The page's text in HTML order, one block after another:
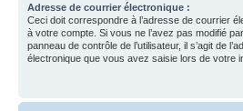
Adresse de courrier électronique :
Ceci doit correspondre à l’adresse de courrier
à votre compte. Si vous ne l’avez pas modifié
panneau de contrôle de l’utilisateur, il s’agit de
électronique que vous avez saisie lors de votre